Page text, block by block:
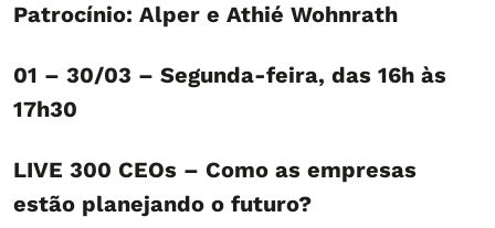
Patrocínio: Alper e Athié Wohnrath
01 – 30/03 – Segunda-feira, das 16h às
17h30
LIVE 300 CEOs – Como as empresas
estão planejando o futuro?